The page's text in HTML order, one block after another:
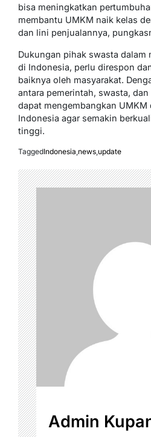
bisa meningkatkan
membantu UMKM naik kelas
dan lini penjualannya,
Dukungan pihak swasta dalam
di Indonesia, perlu direspon
baiknya oleh masyarakat.
antara pemerintah, swasta,
dapat mengembangkan
Indonesia agar semakin
tinggi.
TaggedIndonesia news update
Admin